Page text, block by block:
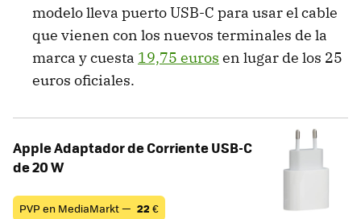
modelo lleva puerto USB-C para usar el cable
que vienen con los nuevos terminales de la
marca y cuesta 19,75 euros en lugar de los 25
euros oficiales.
Apple Adaptador de Corriente USB-C
de 20 W
PVP en MediaMarkt — 22 €